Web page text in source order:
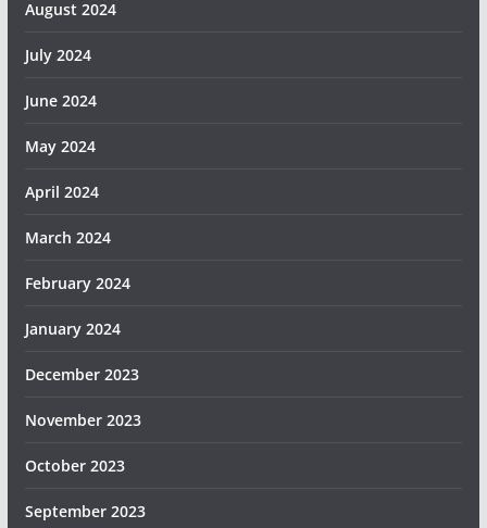
August 2024
July 2024
June 2024
May 2024
April 2024
March 2024
February 2024
January 2024
December 2023
November 2023
October 2023
September 2023